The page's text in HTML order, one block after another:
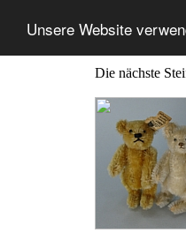
Unsere Website
Die nächste